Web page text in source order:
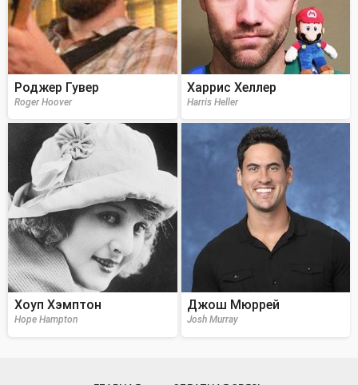
Роджер Гувер
Roger Hoover
Харрис Хеллер
Harris Heller
Хоуп Хэмптон
Hope Hampton
Джош Мюррей
Josh Murray